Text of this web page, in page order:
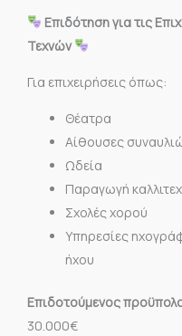
Επιδότηση για τις
Τεχνών
Για επιχειρήσεις όπως:
Θέατρα
Αίθουσες
Ωδεία
Παραγωγή
Σχολές χορού
Υπηρεσίες
ήχου
Επιδοτούμενος
30.000€